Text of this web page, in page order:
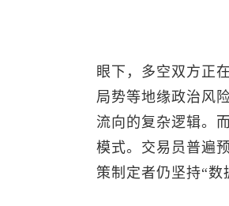
眼下，多空双方正
局势等地缘政治风
流向的复杂逻辑。
模式。交易员普遍
策制定者仍坚持“数